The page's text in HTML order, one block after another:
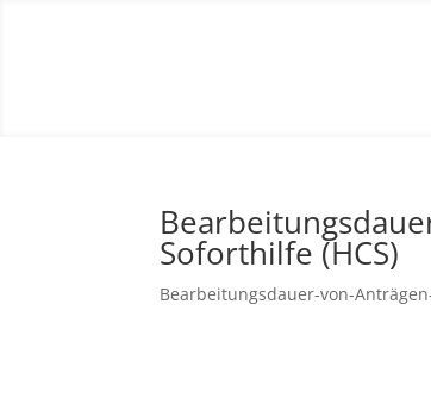
Soforthilfe (HCS)
Bearbeitungsdauer-von-